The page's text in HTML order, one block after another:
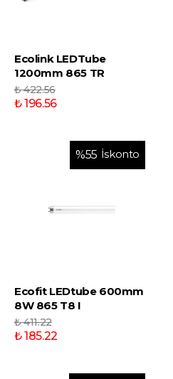
Ecolink LEDTube
1200mm 865 TR
₺ 422.56
₺ 196.56
%55 İskonto
Ecofit LEDtube 600mm
8W 865 T8 I
₺ 411.22
₺ 185.22